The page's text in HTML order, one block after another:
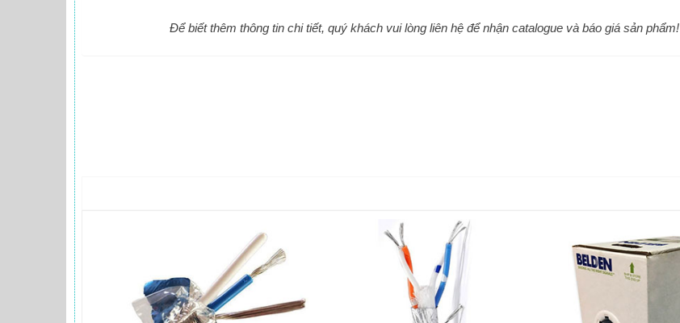
Để biết thêm thông tin chi tiết, quý khách vui lòng liên hệ để nhận catalogue và báo giá sản phẩm!